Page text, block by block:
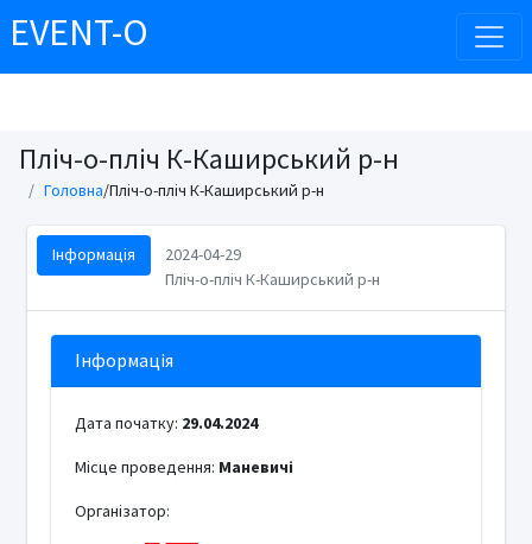
EVENT-O
Пліч-о-пліч К-Каширський р-н
Головна/Пліч-о-пліч К-Каширський р-н
Інформація
2024-04-29
Пліч-о-пліч К-Каширський р-н
Інформація
Дата початку: 29.04.2024
Місце проведення: Маневичі
Організатор: